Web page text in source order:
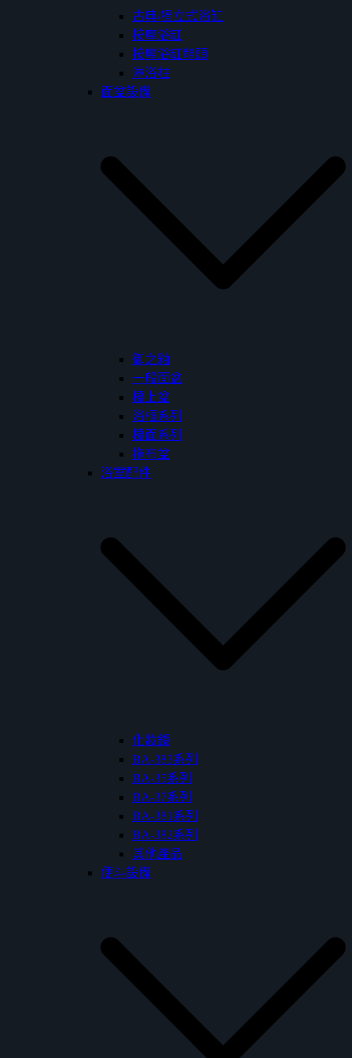
古典/獨立式浴缸
按摩浴缸
按摩浴缸龍頭
淋浴柱
面盆設備
御之釉
一般面盆
檯上盆
浴櫃系列
檯面系列
拖布盆
浴室配件
化妝鏡
BA-383系列
BA-35系列
BA-37系列
BA-381系列
BA-382系列
其他產品
便斗設備